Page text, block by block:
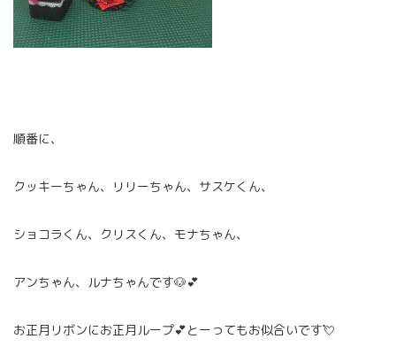
順番に、
クッキーちゃん、リリーちゃん、サスケくん、
ショコラくん、クリスくん、モナちゃん、
アンちゃん、ルナちゃんです🐶💕
お正月リボンにお正月ループ💕とーってもお似合いです💘